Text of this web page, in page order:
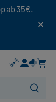
ab 35€.